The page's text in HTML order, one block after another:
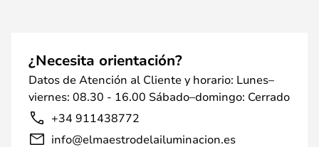
¿Necesita orientación?
Datos de Atención al Cliente y horario: Lunes–
viernes: 08.30 - 16.00 Sábado–domingo: Cerrado
+34 911438772
info@elmaestrodelailuminacion.es